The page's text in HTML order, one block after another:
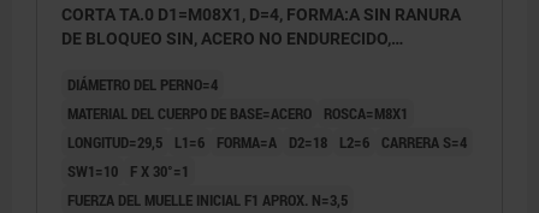
CORTA TA.0 D1=M08X1, D=4, FORMA:A SIN RANURA
DE BLOQUEO SIN, ACERO NO ENDURECIDO,
DIÁMETRO DEL PERNO=4
MATERIAL DEL CUERPO DE BASE=ACERO
ROSCA=M8X1
LONGITUD=29,5
L1=6 FORMA=A D2=18 L2=6
CARRERA S=4
SW1=10
F X 30°=1
FUERZA DEL MUELLE INICIAL F1 APROX. N=3,5